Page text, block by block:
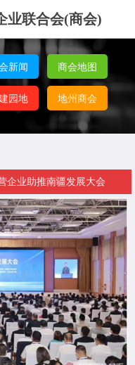
业联合会(商会)
新闻 商会地图
园地 地州商会
企业助推南疆发展大会